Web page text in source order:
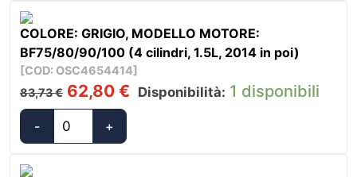
Navigazione
e
Riposo
quantità
COLORE: GRIGIO, MODELLO MOTORE:
BF75/80/90/100 (4 cilindri, 1.5L, 2014 in poi)
[COD: OSC4654414]
83,73€ Il
prezzo
originale
era:
62,80 € Disponibilità: 1 disponibili
-
Oceansouth
+